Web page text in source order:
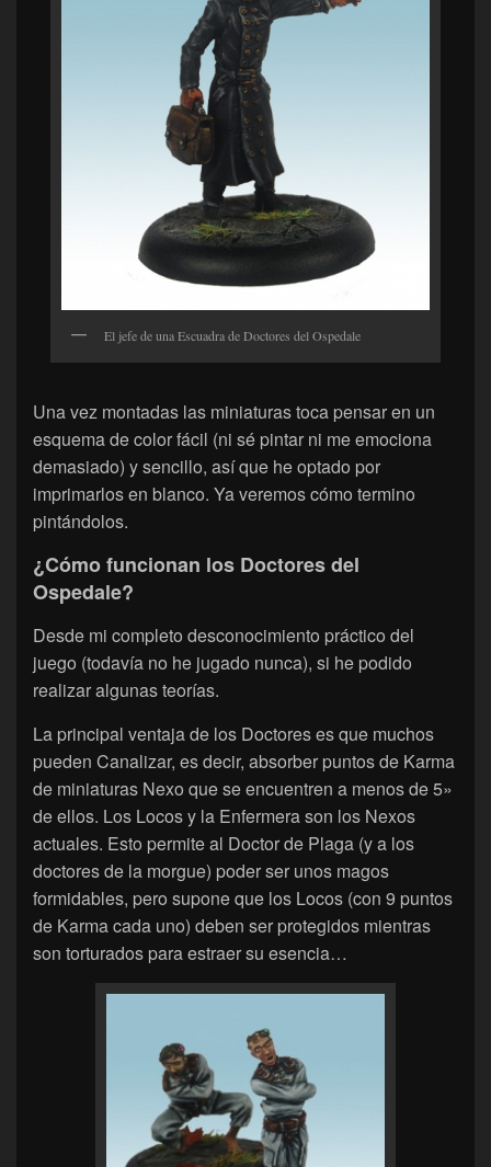
El jefe de una Escuadra de Doctores del Ospedale
Una vez montadas las miniaturas toca pensar en un
esquema de color fácil (ni sé pintar ni me emociona
demasiado) y sencillo, así que he optado por
imprimarlos en blanco. Ya veremos cómo termino
pintándolos.
¿Cómo funcionan los Doctores del
Ospedale?
Desde mi completo desconocimiento práctico del
juego (todavía no he jugado nunca), si he podido
realizar algunas teorías.
La principal ventaja de los Doctores es que muchos
pueden Canalizar, es decir, absorber puntos de Karma
de miniaturas Nexo que se encuentren a menos de 5»
de ellos. Los Locos y la Enfermera son los Nexos
actuales. Esto permite al Doctor de Plaga (y a los
doctores de la morgue) poder ser unos magos
formidables, pero supone que los Locos (con 9 puntos
de Karma cada uno) deben ser protegidos mientras
son torturados para estraer su esencia…